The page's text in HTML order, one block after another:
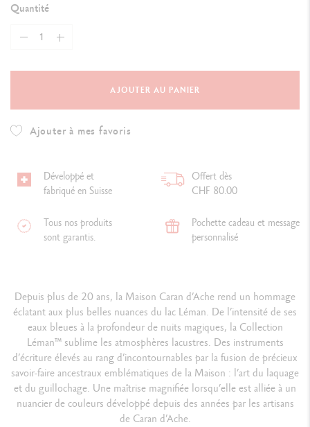
Quantité
AJOUTER AU PANIER
Ajouter à mes favoris
Développé et
fabriqué en Suisse
Offert dès
CHF 80.00
Tous nos produits
sont garantis.
Pochette cadeau et message
personnalisé
Depuis plus de 20 ans, la Maison Caran d’Ache rend un hommage
éclatant aux plus belles nuances du lac Léman. De l’intensité de ses
eaux bleues à la profondeur de nuits magiques, la Collection
Léman™sublime les atmosphères lacustres. Des instruments
d’écriture élevés au rang d’incontournables par la fusion de précieux
savoir-faire ancestraux emblématiques de la Maison : l’art du laquage
et du guillochage. Une maîtrise magnifiée lorsqu’elle est alliée à un
nuancier de couleurs développé depuis des années par les artisans
de Caran d’Ache.